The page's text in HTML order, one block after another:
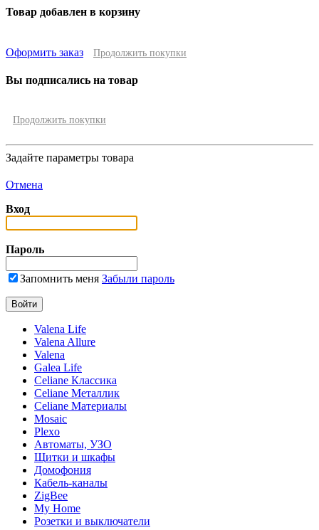
Товар добавлен в корзину
Оформить заказ Продолжить покупки
Вы подписались на товар
Продолжить покупки
Задайте параметры товара
Отмена
Вход
Пароль
Запомнить меня Забыли пароль
Valena Life
Valena Allure
Valena
Galea Life
Celiane Классика
Celiane Металлик
Celiane Материалы
Mosaic
Plexo
Автоматы, УЗО
Щитки и шкафы
Домофония
Кабель-каналы
ZigBee
My Home
Розетки и выключатели